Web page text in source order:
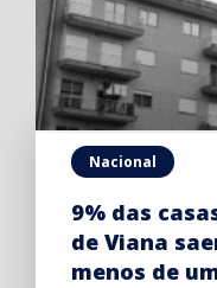
Nacional
9% das
de Viana
menos de